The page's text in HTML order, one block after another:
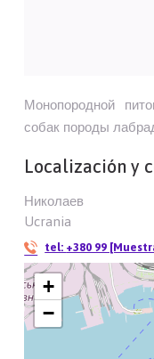
Монопородной
собак породы
Localización y
Николаев
Ucrania
tel: +380 99
+
−